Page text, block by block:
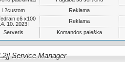
L2custom
Reklama
c6 x100
10. 2023!
Reklama
Serveris
Komandos paieška
Service Manager